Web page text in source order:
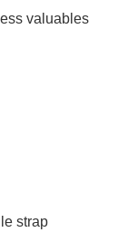
valuables
strap